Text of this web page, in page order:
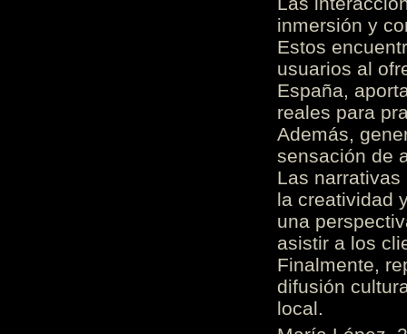
inmersión y
Estos
usuarios al
España,
reales para
Además,
sensación de
Las
la creatividad
una
asistir a los
Finalmente,
difusión
local.